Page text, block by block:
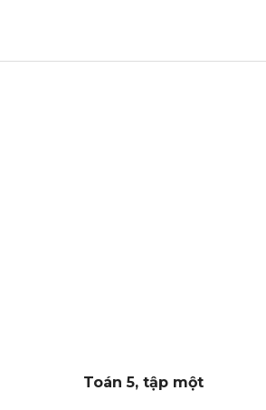
Toán 5, tập một